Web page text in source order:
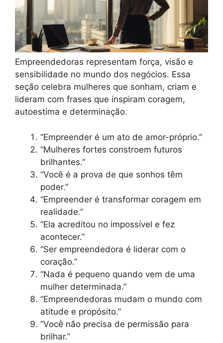
Empreendedoras representam força, visão e
sensibilidade no mundo dos negócios. Essa
seção celebra mulheres que sonham, criam e
lideram com frases que inspiram coragem,
autoestima e determinação.
“Empreender é um ato de amor-próprio.”
“Mulheres fortes constroem futuros
brilhantes.”
“Você é a prova de que sonhos têm
poder.”
“Empreender é transformar coragem em
realidade.”
“Ela acreditou no impossível e fez
acontecer.”
“Ser empreendedora é liderar com o
coração.”
“Nada é pequeno quando vem de uma
mulher determinada.”
“Empreendedoras mudam o mundo com
atitude e propósito.”
“Você não precisa de permissão para
brilhar.”